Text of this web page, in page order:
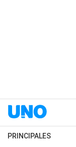
PRINCIPALES